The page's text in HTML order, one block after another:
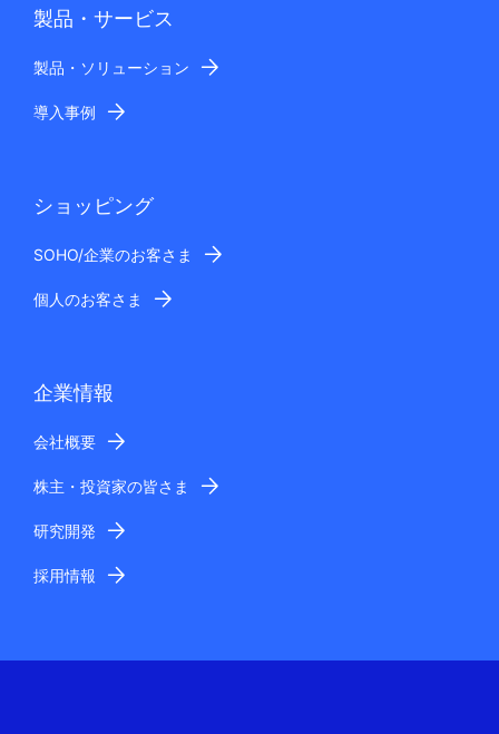
製品・サービス
製品・ソリューション
導入事例
ショッピング
SOHO/企業のお客さま
個人のお客さま
企業情報
会社概要
株主・投資家の皆さま
研究開発
採用情報